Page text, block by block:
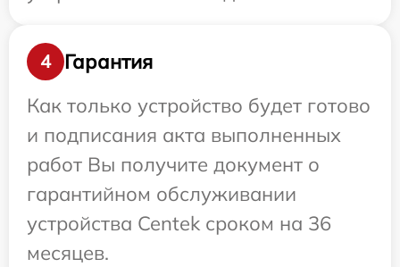
4
Гарантия
Как только устройство будет готово
и подписания акта выполненных
работ Вы получите документ о
гарантийном обслуживании
устройства Centek сроком на 36
месяцев.